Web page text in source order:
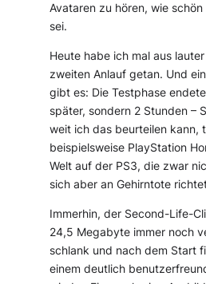
Avataren zu hören, wie
sei.
Heute habe ich mal aus
zweiten Anlauf getan. Und
gibt es: Die Testphase
später, sondern 2 Stunden –
weit ich das beurteilen kann,
beispielsweise PlayStation
Welt auf der PS3, die zwar
sich aber an Gehirntote
Immerhin, der Second-Life-
24,5 Megabyte immer noch
schlank und nach dem Start
einem deutlich